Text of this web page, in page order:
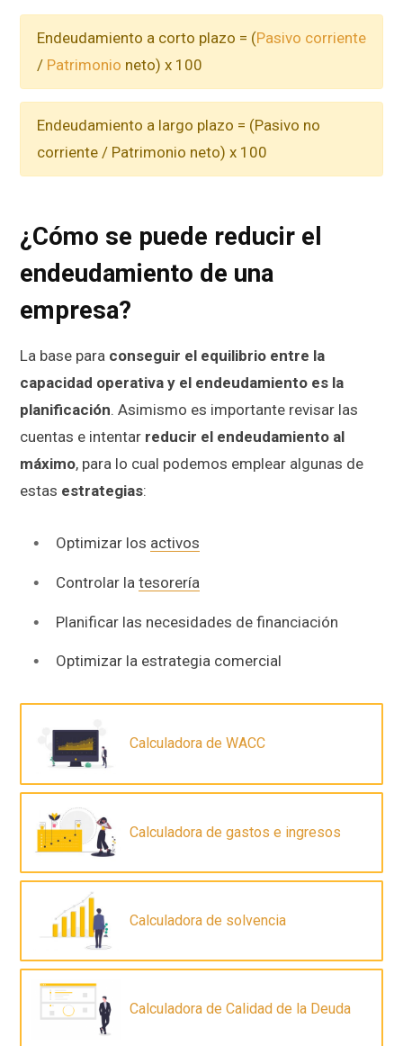
Endeudamiento a corto plazo = (Pasivo corriente
/ Patrimonio neto) x 100
Endeudamiento a largo plazo = (Pasivo no
corriente / Patrimonio neto) x 100
¿Cómo se puede reducir el
endeudamiento de una
empresa?
La base para conseguir el equilibrio entre la
capacidad operativa y el endeudamiento es la
planificación. Asimismo es importante revisar las
cuentas e intentar reducir el endeudamiento al
máximo, para lo cual podemos emplear algunas de
estas estrategias:
Optimizar los activos
Controlar la tesorería
Planificar las necesidades de financiación
Optimizar la estrategia comercial
Calculadora de WACC
Calculadora de gastos e ingresos
Calculadora de solvencia
Calculadora de Calidad de la Deuda